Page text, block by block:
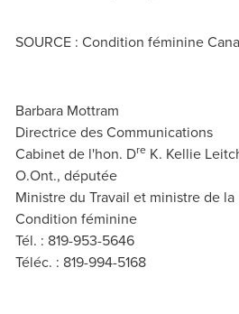
SOURCE : Condition féminine
Barbara Mottram
Directrice des Communications
Cabinet de l'hon. DreK. Kellie
O.Ont., députée
Ministre du Travail et ministre de la
Condition féminine
Tél. : 819-953-5646
Téléc. : 819-994-5168